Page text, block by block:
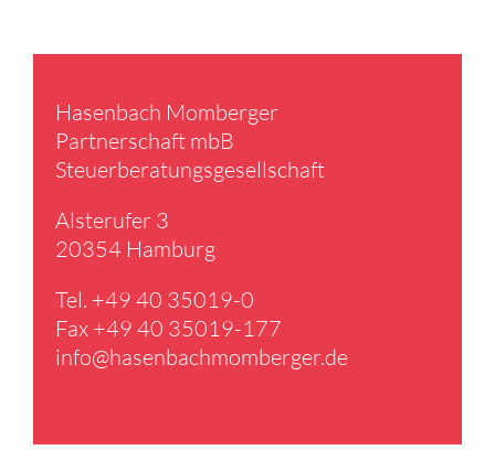
Hasen­bach Momberger
Partner­schaft mbB
Steuer­be­ra­tungs­ge­sell­schaft
Alster­ufer 3
20354 Hamburg
Tel. +49 40 35019-0
Fax +49 40 35019-177
info@​hasenbachmomberger.​de